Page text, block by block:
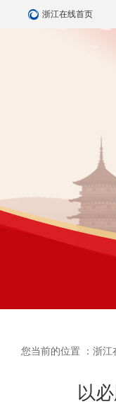
浙江在线首页
您当前的位置 ： 浙江
以